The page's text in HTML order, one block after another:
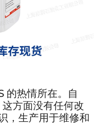
的热情所在。自
方面没有任何改
，生产用于维修和